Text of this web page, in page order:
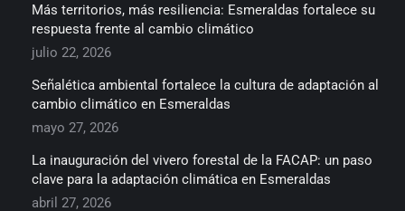
Más territorios, más resiliencia: Esmeraldas fortalece su
respuesta frente al cambio climático
julio 22, 2026
Señalética ambiental fortalece la cultura de adaptación al
cambio climático en Esmeraldas
mayo 27, 2026
La inauguración del vivero forestal de la FACAP: un paso
clave para la adaptación climática en Esmeraldas
abril 27, 2026